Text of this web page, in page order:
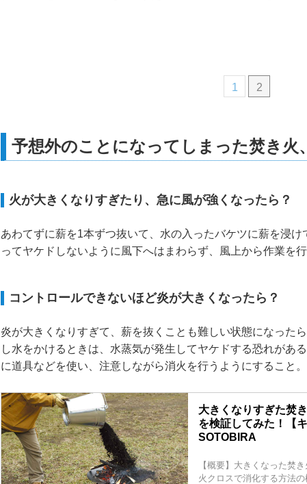
1 2
予想外のことになってしまった焚き火
火が大きくなりすぎたり、急に風が強くなったら？
あわてずに薪を1本ずつ抜いて、水の入ったバケツに薪を浸
ってヤケドしないように風下へはまわらず、風上から作業を行
コントロールできないほど炎が大きくなったら？
炎が大きくなりすぎて、薪を抜くことも難しい状態になった
し水をかけるときは、水蒸気が発生してヤケドする恐れがあ
に道具などを使い、注意しながら消火を行うようにすること。
大きくなりすぎた焚
を検証してみた！【
SOTOBIRA
【概要】大きくなった焚
火クロスで消化する方法